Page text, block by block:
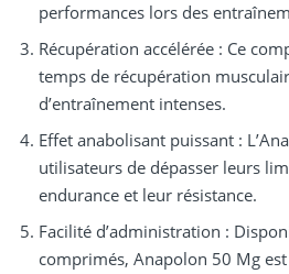
performances lors des
Récupération accélérée : Ce
temps de récupération
d’entraînement intenses.
Effet anabolisant puissant :
utilisateurs de dépasser leurs
endurance et leur résistance.
Facilité d’administration :
comprimés, Anapolon 50 Mg